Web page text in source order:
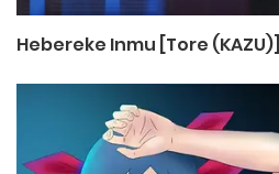
Hebereke Inmu [Tore (KAZU)]